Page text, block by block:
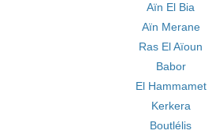
Aïn El Bia
Aïn Merane
Ras El Aïoun
Babor
El Hammamet
Kerkera
Boutlélis